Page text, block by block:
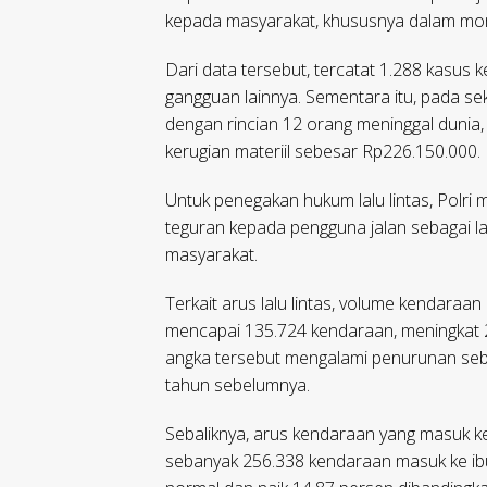
kepada masyarakat, khususnya dalam
Dari data tersebut, tercatat 1.288 kasus
gangguan lainnya. Sementara itu, pada
dengan rincian 12 orang meninggal
kerugian materiil sebesar Rp226.150.000.
Untuk penegakan hukum lalu lintas, Polri
teguran kepada pengguna jalan sebagai
masyarakat.
Terkait arus lalu lintas, volume
mencapai 135.724 kendaraan,
angka tersebut mengalami penurunan
tahun sebelumnya.
Sebaliknya, arus kendaraan yang masuk
sebanyak 256.338 kendaraan masuk ke